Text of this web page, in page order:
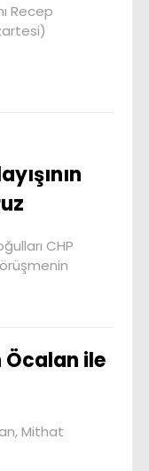
Recep
CHP
Öcalan ile
Mithat